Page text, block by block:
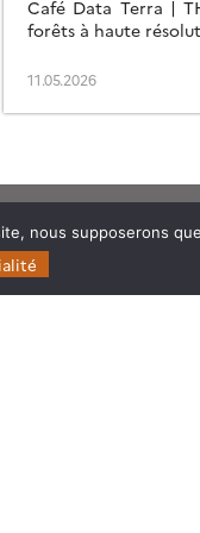
Café Data Terra |
forêts à haute
11.05.2026
nous supposerons